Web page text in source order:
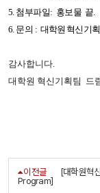
5. 첨부파일: 홍보물 끝.
6. 문의 : 대학원 혁신기
감사합니다.
대학원 혁신기획팀 드
이전글
[대학원혁
Program]